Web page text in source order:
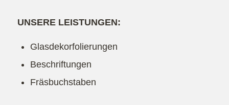
UNSERE LEISTUNGEN:
Glasdekorfolierungen
Beschriftungen
Fräsbuchstaben